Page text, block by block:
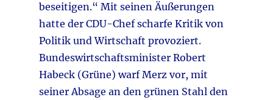
beseitigen.“ Mit seinen Äußerungen
hatte der CDU-Chef scharfe Kritik von
Politik und Wirtschaft provoziert.
Bundeswirtschaftsminister Robert
Habeck (Grüne) warf Merz vor, mit
seiner Absage an den grünen Stahl den